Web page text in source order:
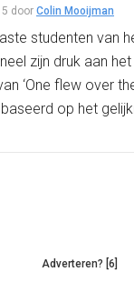
door Colin Mooijman
studenten van
zijn druk aan
‘One flew over
op het
Adverteren? [6]